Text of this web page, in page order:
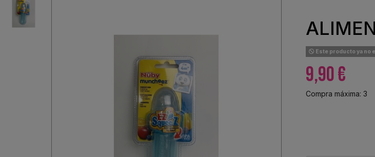
Este producto ya no
9,90 €
Compra máxima: 3